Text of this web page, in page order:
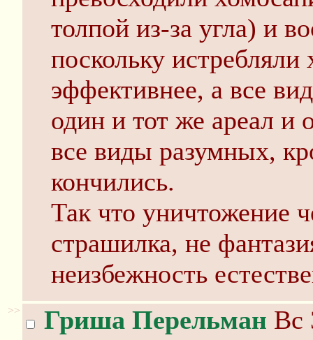
толпой из-за угла) и
поскольку
эффективнее, а все
один и тот же ареал и
все виды разумных,
кончились.
Так что уничтожение
страшилка, не
неизбежность
>> Гриша Перельман Вс